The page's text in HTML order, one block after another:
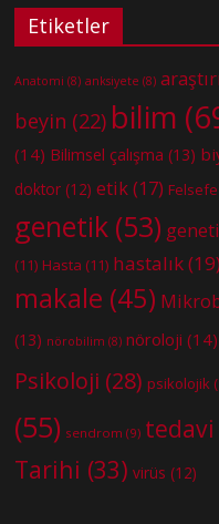
Etiketler
Anatomi (8) anksiyete (8)
beyin (22) bilim
(14) Bilimsel çalışma (13)
doktor (12) etik(17) Felsefe
genetik (53)
(11) Hasta (11) hastalık(19)
makale (45)
(13) nörobilim (8) nöroloji (14)
Psikoloji (28) psikolojik
(55) sendrom (9) tedavi
Tarihi (33) virüs (12)